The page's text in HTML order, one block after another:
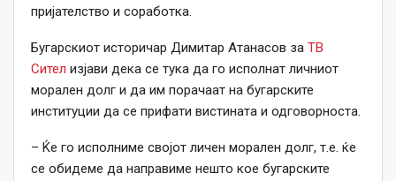
пријателство и соработка.
Бугарскиот историчар Димитар Атанасов за ТВ
Сител изјави дека се тука да го исполнат личниот
морален долг и да им порачаат на бугарските
институции да се прифати вистината и одговорноста.
– Ќе го исполниме својот личен морален долг, т.е. ќе
се обидеме да направиме нешто кое бугарските